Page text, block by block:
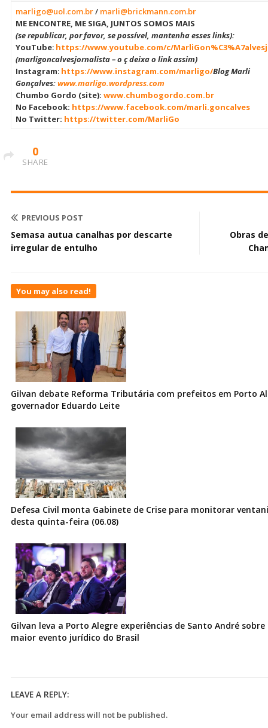
marligo@uol.com.br/ marli@brickmann.com.br
ME ENCONTRE, ME SIGA, JUNTOS SOMOS MAIS
(se republicar, por favor, se possível, mantenha esses links):
YouTube: https://www.youtube.com/c/
(marligoncalvesjornalista – o ç deixa o link assim)
Instagram: https://www.instagram.com/marligo/Blog Marli
Gonçalves:www.marligo.wordpress.com
Chumbo Gordo (site): www.chumbogordo.com.br
No Facebook: https://www.facebook.com/marli.goncalves
No Twitter: https://twitter.com/MarliGo
0
SHARE
PREVIOUS POST
Semasa autua canalhas por descarte
irregular de entulho
Obras
You may also read!
Gilvan debate Reforma Tributária com prefeitos em Porto
governador Eduardo Leite
Defesa Civil monta Gabinete de Crise para monitorar
desta quinta-feira (06.08)
Gilvan leva a Porto Alegre experiências de Santo André
maior evento jurídico do Brasil
LEAVE A REPLY:
Your email address will not be published.